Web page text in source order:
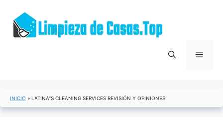
contenido
Menú
INICIO » LATINA"S CLEANING SERVICES REVISIÓN Y OPINIONES